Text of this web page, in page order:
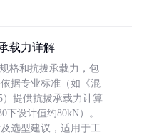
载力详解
格和抗拔承载力，包
据专业标准（如《混
）提供抗拔承载力计算
下设计值约80kN）。
选型建议，适用于工